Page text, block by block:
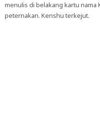
menulis di belakang kartu nama
peternakan. Kenshu terkejut.